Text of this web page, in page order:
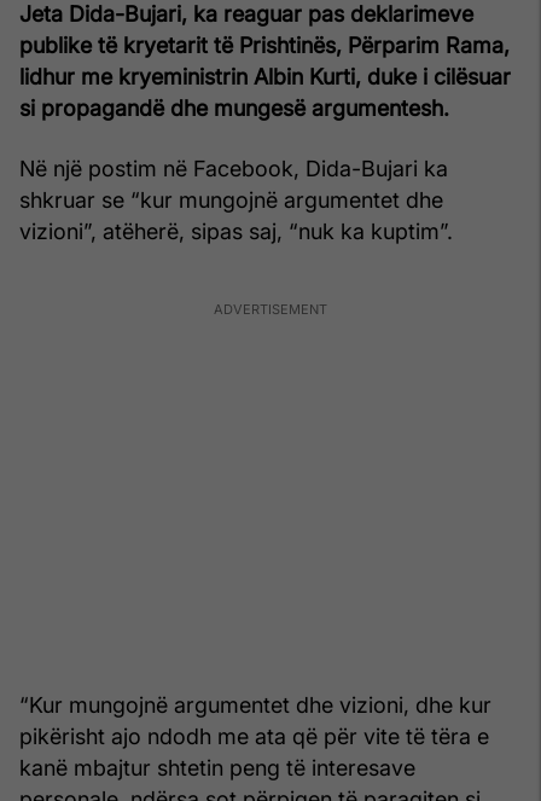
Jeta Dida-Bujari, ka reaguar pas deklarimeve
publike të kryetarit të Prishtinës, Përparim Rama,
lidhur me kryeministrin Albin Kurti, duke i cilësuar
si propagandë dhe mungesë argumentesh.
Në një postim në Facebook, Dida-Bujari ka
shkruar se “kur mungojnë argumentet dhe
vizioni”, atëherë, sipas saj, “nuk ka kuptim”.
“Kur mungojnë argumentet dhe vizioni, dhe kur
pikërisht ajo ndodh me ata që për vite të tëra e
kanë mbajtur shtetin peng të interesave